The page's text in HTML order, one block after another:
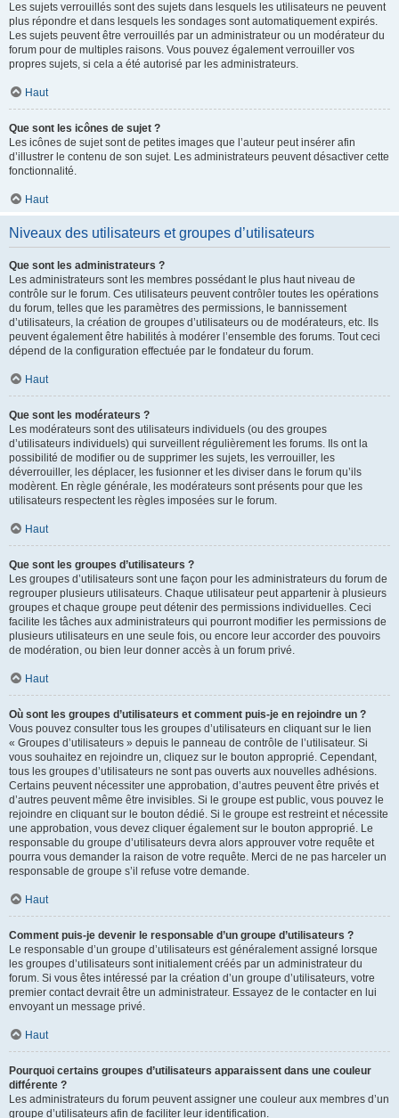
Les sujets verrouillés sont des sujets dans lesquels les utilisateurs ne peuvent
plus répondre et dans lesquels les sondages sont automatiquement expirés.
Les sujets peuvent être verrouillés par un administrateur ou un modérateur du
forum pour de multiples raisons. Vous pouvez également verrouiller vos
propres sujets, si cela a été autorisé par les administrateurs.
Haut
Que sont les icônes de sujet ?
Les icônes de sujet sont de petites images que l’auteur peut insérer afin
d’illustrer le contenu de son sujet. Les administrateurs peuvent désactiver cette
fonctionnalité.
Haut
Niveaux des utilisateurs et groupes d’utilisateurs
Que sont les administrateurs ?
Les administrateurs sont les membres possédant le plus haut niveau de
contrôle sur le forum. Ces utilisateurs peuvent contrôler toutes les opérations
du forum, telles que les paramètres des permissions, le bannissement
d’utilisateurs, la création de groupes d’utilisateurs ou de modérateurs, etc. Ils
peuvent également être habilités à modérer l’ensemble des forums. Tout ceci
dépend de la configuration effectuée par le fondateur du forum.
Haut
Que sont les modérateurs ?
Les modérateurs sont des utilisateurs individuels (ou des groupes
d’utilisateurs individuels) qui surveillent régulièrement les forums. Ils ont la
possibilité de modifier ou de supprimer les sujets, les verrouiller, les
déverrouiller, les déplacer, les fusionner et les diviser dans le forum qu’ils
modèrent. En règle générale, les modérateurs sont présents pour que les
utilisateurs respectent les règles imposées sur le forum.
Haut
Que sont les groupes d’utilisateurs ?
Les groupes d’utilisateurs sont une façon pour les administrateurs du forum de
regrouper plusieurs utilisateurs. Chaque utilisateur peut appartenir à plusieurs
groupes et chaque groupe peut détenir des permissions individuelles. Ceci
facilite les tâches aux administrateurs qui pourront modifier les permissions de
plusieurs utilisateurs en une seule fois, ou encore leur accorder des pouvoirs
de modération, ou bien leur donner accès à un forum privé.
Haut
Où sont les groupes d’utilisateurs et comment puis-je en rejoindre un ?
Vous pouvez consulter tous les groupes d’utilisateurs en cliquant sur le lien
« Groupes d’utilisateurs » depuis le panneau de contrôle de l’utilisateur. Si
vous souhaitez en rejoindre un, cliquez sur le bouton approprié. Cependant,
tous les groupes d’utilisateurs ne sont pas ouverts aux nouvelles adhésions.
Certains peuvent nécessiter une approbation, d’autres peuvent être privés et
d’autres peuvent même être invisibles. Si le groupe est public, vous pouvez le
rejoindre en cliquant sur le bouton dédié. Si le groupe est restreint et nécessite
une approbation, vous devez cliquer également sur le bouton approprié. Le
responsable du groupe d’utilisateurs devra alors approuver votre requête et
pourra vous demander la raison de votre requête. Merci de ne pas harceler un
responsable de groupe s’il refuse votre demande.
Haut
Comment puis-je devenir le responsable d’un groupe d’utilisateurs ?
Le responsable d’un groupe d’utilisateurs est généralement assigné lorsque
les groupes d’utilisateurs sont initialement créés par un administrateur du
forum. Si vous êtes intéressé par la création d’un groupe d’utilisateurs, votre
premier contact devrait être un administrateur. Essayez de le contacter en lui
envoyant un message privé.
Haut
Pourquoi certains groupes d’utilisateurs apparaissent dans une couleur
différente ?
Les administrateurs du forum peuvent assigner une couleur aux membres d’un
groupe d’utilisateurs afin de faciliter leur identification.